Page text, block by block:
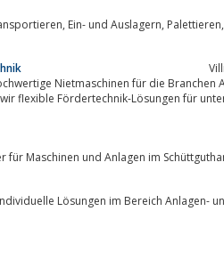
Nietmaschinen für die Branchen
flexible Fördertechnik-Lösungen für
Maschinen und Anlagen im
Lösungen im Bereich Anlagen-